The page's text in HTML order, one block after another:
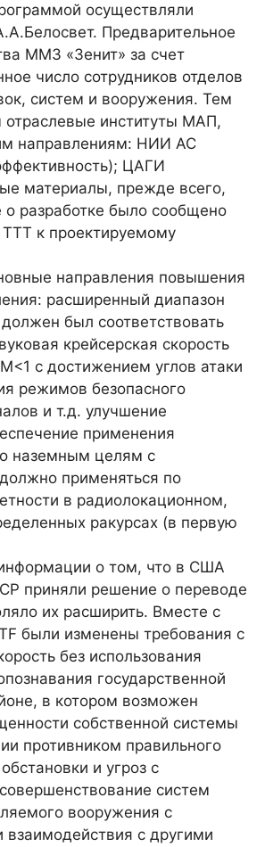
осуществляли
Предварительное
ММЗ «Зенит» за счет
число сотрудников отделов
систем и вооружения. Тем
институты МАП,
направлениям: НИИ АС
ЦАГИ
материалы, прежде всего,
разработке было сообщено
к проектируемому
направления повышения
расширенный диапазон
был соответствовать
крейсерская скорость
с достижением углов атаки
режимов безопасного
и т.д. улучшение
применения
наземным целям с
применяться по
в радиолокационном,
ракурсах (в первую
о том, что в США
приняли решение о переводе
их расширить. Вместе с
были изменены требования с
без использования
государственной
в котором возможен
собственной системы
противником правильного
и угроз с
систем
вооружения с
с другими